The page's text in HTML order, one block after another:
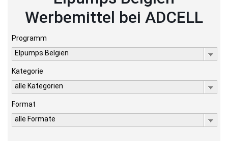
Werbemittel bei ADCELL
Programm
Elpumps Belgien
Kategorie
alle Kategorien
Format
alle Formate